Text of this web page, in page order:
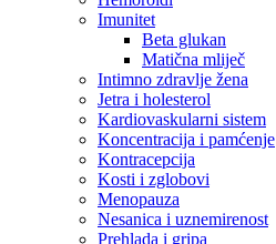
Imunitet
Beta glukan
Matična mliječ
Intimno zdravlje žena
Jetra i holesterol
Kardiovaskularni sistem
Koncentracija i pamćenje
Kontracepcija
Kosti i zglobovi
Menopauza
Nesanica i uznemirenost
Prehlada i gripa